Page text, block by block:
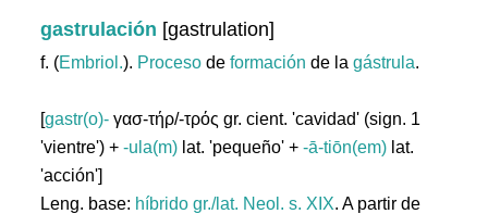
gastrulación [gastrulation]
f. (Embriol.). Proceso deformación de lagástrula.
[gastr(o)- γασ-τήρ/-τρός gr. cient. 'cavidad' (sign. 1
'vientre') +-ula(m) lat. 'pequeño' +-ā-tiōn(em) lat.
'acción']
Leng. base: híbrido gr./lat. Neol. s. XIX. A partir de